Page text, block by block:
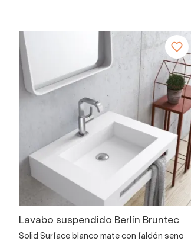
Lavabo suspendido Berlín Bruntec
Solid Surface blanco mate con faldón seno